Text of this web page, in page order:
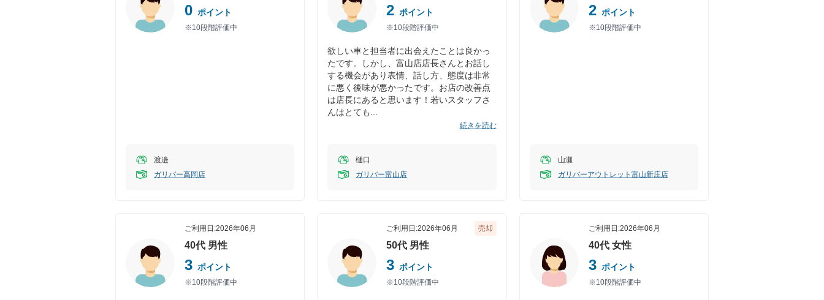
0 ポイント
※10段階評価中
渡邉
ガリバー高岡店
2 ポイント
※10段階評価中
欲しい車と担当者に出会えたことは良かっ
たです。しかし、富山店店長さんとお話し
する機会があり表情、話し方、態度は非常
に悪く後味が悪かったです。お店の改善点
は店長にあると思います！若いスタッフさ
んはとても
続きを読む
樋口
ガリバー富山店
2 ポイント
※10段階評価中
山瀬
ガリバーアウトレット富山新庄店
40代 男性
ご利用日:2026年06月
3 ポイント
※10段階評価中
50代 男性
ご利用日:2026年06月
3 ポイント
※10段階評価中
売却
40代 女性
ご利用日:2026年06月
3 ポイント
※10段階評価中